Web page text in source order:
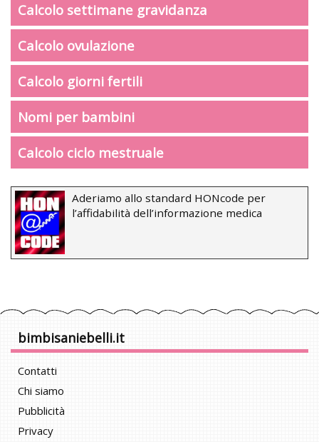
Calcolo settimane gravidanza
Calcolo ovulazione
Calcolo giorni fertili
Nomi per bambini
Calcolo ciclo mestruale
Aderiamo allo standard HONcode per
l’affidabilità dell’informazione medica
bimbisaniebelli.it
Contatti
Chi siamo
Pubblicità
Privacy